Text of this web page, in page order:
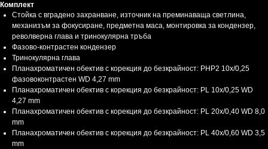
Комплект
Стойка с вградено захранване, източник на преминаваща светлина,
механизъм за фокусиране, предметна маса, монтировка за кондензер,
револверна глава и тринокулярна тръба
Фазово-контрастен кондензер
Тринокулярна глава
Планахроматичен обектив с корекция до безкрайност: PHP2 10x/0,25
фазовоконтрастен WD 4,27 mm
Планахроматичен обектив с корекция до безкрайност: PL 10x/0,25 WD
4,27 mm
Планахроматичен обектив с корекция до безкрайност: PL 20x/0,40 WD 8,0
mm
Планахроматичен обектив с корекция до безкрайност: PL 40x/0,60 WD 3,5
mm